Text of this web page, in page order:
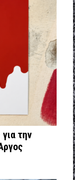
την